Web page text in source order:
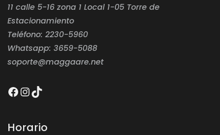
11 calle 5-16 zona 1 Local 1-05 Torre de
Estacionamiento
Teléfono: 2230-5960
Whatsapp: 3659-5088
soporte@maggaare.net
Facebook
Instagram
TikTok
Horario